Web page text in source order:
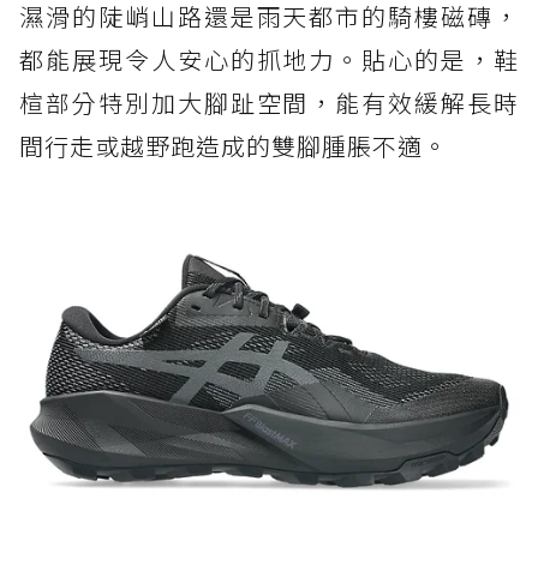
濕滑的陡峭山路還是雨天都市的騎樓磁磚，
都能展現令人安心的抓地力。貼心的是，鞋
楦部分特別加大腳趾空間，能有效緩解長時
間行走或越野跑造成的雙腳腫脹不適。